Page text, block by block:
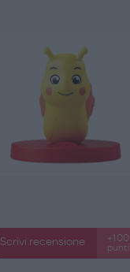
Scrivi recensione
+100
punti